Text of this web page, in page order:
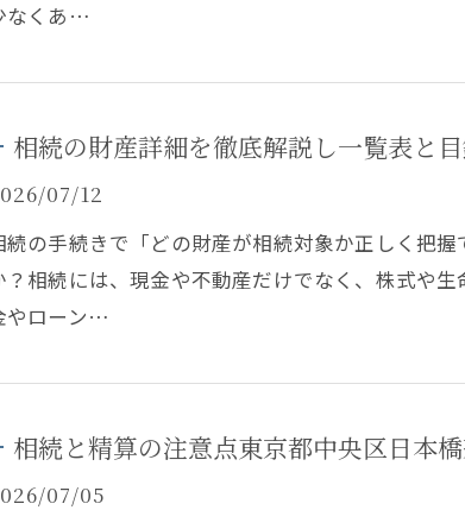
なくあ…
相続の財産詳細を徹底解説し一覧表と
07/12
続の手続きで「どの財産が相続対象か正しく把
？相続には、現金や不動産だけでなく、株式や
やローン…
相続と精算の注意点東京都中央区日本
07/05